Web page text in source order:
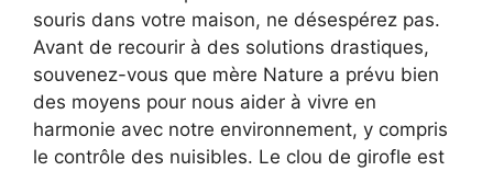
souris dans votre maison, ne désespérez pas.
Avant de recourir à des solutions drastiques,
souvenez-vous que mère Nature a prévu bien
des moyens pour nous aider à vivre en
harmonie avec notre environnement, y compris
le contrôle des nuisibles. Le clou de girofle est